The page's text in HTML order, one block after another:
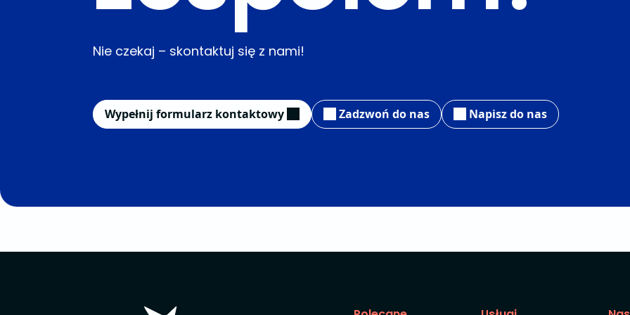
Nie czekaj – skontaktuj się z nami!
Wypełnij formularz kontaktowy Zadzwoń do nas Napisz do nas